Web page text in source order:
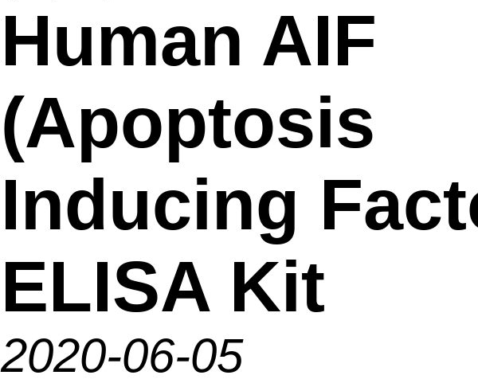
Human AIF
(Apoptosis
Inducing
ELISA Kit
2020-06-05